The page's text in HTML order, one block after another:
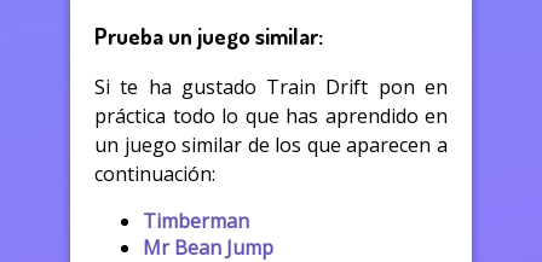
Prueba un juego similar:
Si te ha gustado Train Drift pon en
práctica todo lo que has aprendido en
un juego similar de los que aparecen a
continuación:
Timberman
Mr Bean Jump